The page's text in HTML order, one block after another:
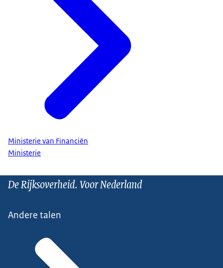
Ministerie van Financiën
Ministerie
De Rijksoverheid. Voor Nederland
Andere talen